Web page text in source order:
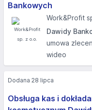
Bankowych
Work&Profit
Dawidy
umowa
wideo
Obsługa kas i
Dodana 28 lipca